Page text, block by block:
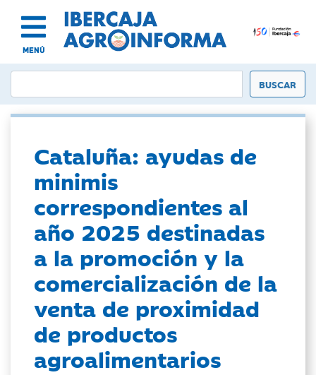
MENÚ
Cataluña: ayudas de
minimis
correspondientes al
año 2025 destinadas
a la promoción y la
comercialización de la
venta de proximidad
de productos
agroalimentarios